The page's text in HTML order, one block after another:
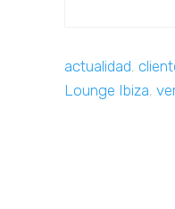
actualidad,
Lounge Ibiza,